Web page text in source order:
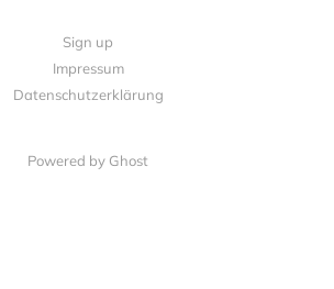
Sign up
Impressum
Datenschutzerklärung
Powered by Ghost